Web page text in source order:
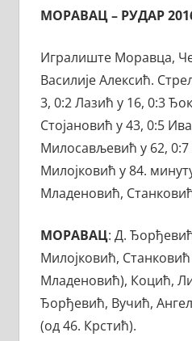
МОРАВАЦ – РУДАР
Игралиште Моравца,
Василије Алексић.
3, 0:2 Лазић у 16, 0:3
Стојановић у 43, 0:5
Милосављевић у 62, 0:7
Милојковић у 84.
Младеновић,
МОРАВАЦ: Д.
Милојковић,
Младеновић), Коцић,
Ђорђевић, Вучић,
(од 46. Крстић).